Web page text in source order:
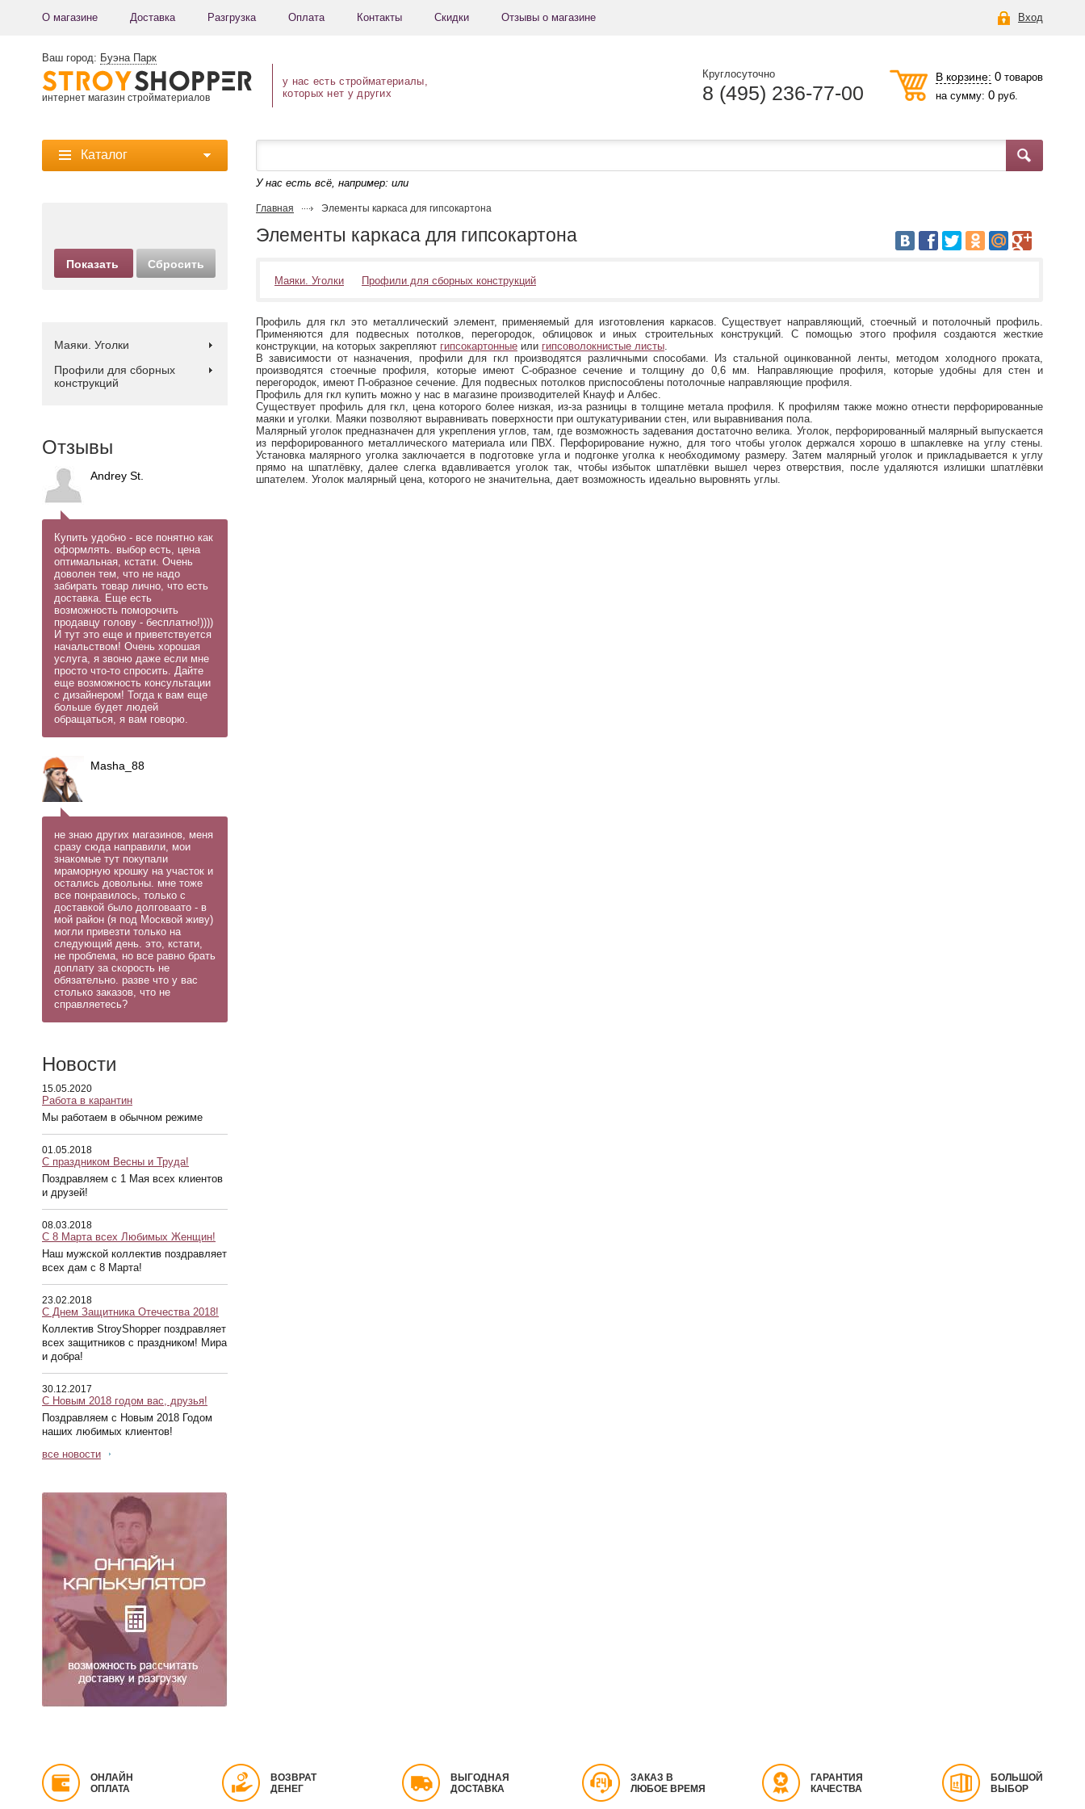
О магазине Доставка Разгрузка Оплата Контакты Скидки Отзывы о магазине Вход
Ваш город: Буэна Парк
интернет магазин стройматериалов
у нас есть стройматериалы,
которых нет у других
Круглосуточно
8 (495) 236-77-00
В корзине: 0 товаров
на сумму: 0 руб.
Каталог
У нас есть всё, например: или
Главная Элементы каркаса для гипсокартона
Маяки. Уголки
Профили для сборных
конструкций
Отзывы
Andrey St.
Купить удобно - все понятно как
оформлять. выбор есть, цена
оптимальная, кстати. Очень
доволен тем, что не надо
забирать товар лично, что есть
доставка. Еще есть
возможность поморочить
продавцу голову - бесплатно!))))
И тут это еще и приветствуется
начальством! Очень хорошая
услуга, я звоню даже если мне
просто что-то спросить. Дайте
еще возможность консультации
с дизайнером! Тогда к вам еще
больше будет людей
обращаться, я вам говорю.
Masha_88
не знаю других магазинов, меня
сразу сюда направили, мои
знакомые тут покупали
мраморную крошку на участок и
остались довольны. мне тоже
все понравилось, только с
доставкой было долговаато - в
мой район (я под Москвой живу)
могли привезти только на
следующий день. это, кстати,
не проблема, но все равно брать
доплату за скорость не
обязательно. разве что у вас
столько заказов, что не
справляетесь?
Новости
15.05.2020
Работа в карантин
Мы работаем в обычном режиме
01.05.2018
С праздником Весны и Труда!
Поздравляем с 1 Мая всех клиентов
и друзей!
08.03.2018
С 8 Марта всех Любимых Женщин!
Наш мужской коллектив поздравляет
всех дам с 8 Марта!
23.02.2018
С Днем Защитника Отечества 2018!
Коллектив StroyShopper поздравляет
всех защитников с праздником! Мира
и добра!
30.12.2017
С Новым 2018 годом вас, друзья!
Поздравляем с Новым 2018 Годом
наших любимых клиентов!
все новости
Элементы каркаса для гипсокартона
Маяки. Уголки Профили для сборных конструкций
Профиль для гкл это металлический элемент, применяемый для изготовления каркасов. Существует направляющий, стоечный и потолочный профиль.
Применяются для подвесных потолков, перегородок, облицовок и иных строительных конструкций. С помощью этого профиля создаются жесткие
конструкции, на которых закрепляют гипсокартонные или гипсоволокнистые листы.
В зависимости от назначения, профили для гкл производятся различными способами. Из стальной оцинкованной ленты, методом холодного проката,
производятся стоечные профиля, которые имеют С-образное сечение и толщину до 0,6 мм. Направляющие профиля, которые удобны для стен и
перегородок, имеют П-образное сечение. Для подвесных потолков приспособлены потолочные направляющие профиля.
Профиль для гкл купить можно у нас в магазине производителей Кнауф и Албес.
Существует профиль для гкл, цена которого более низкая, из-за разницы в толщине метала профиля. К профилям также можно отнести перфорированные
маяки и уголки. Маяки позволяют выравнивать поверхности при оштукатуривании стен, или выравнивания пола.
Малярный уголок предназначен для укрепления углов, там, где возможность задевания достаточно велика. Уголок, перфорированный малярный выпускается
из перфорированного металлического материала или ПВХ. Перфорирование нужно, для того чтобы уголок держался хорошо в шпаклевке на углу стены.
Установка малярного уголка заключается в подготовке угла и подгонке уголка к необходимому размеру. Затем малярный уголок и прикладывается к углу
прямо на шпатлёвку, далее слегка вдавливается уголок так, чтобы избыток шпатлёвки вышел через отверствия, после удаляются излишки шпатлёвки
шпателем. Уголок малярный цена, которого не значительна, дает возможность идеально выровнять углы.
ОНЛАЙН
ОПЛАТА
ВОЗВРАТ
ДЕНЕГ
ВЫГОДНАЯ
ДОСТАВКА
ЗАКАЗ В
ЛЮБОЕ ВРЕМЯ
ГАРАНТИЯ
КАЧЕСТВА
БОЛЬШОЙ
ВЫБОР